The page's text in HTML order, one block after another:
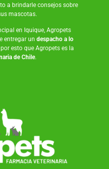
a brindarle consejos sobre
mascotas.
en Iquique, Agropets
entregar un despacho a lo
por esto que Agropets es la
de Chile.